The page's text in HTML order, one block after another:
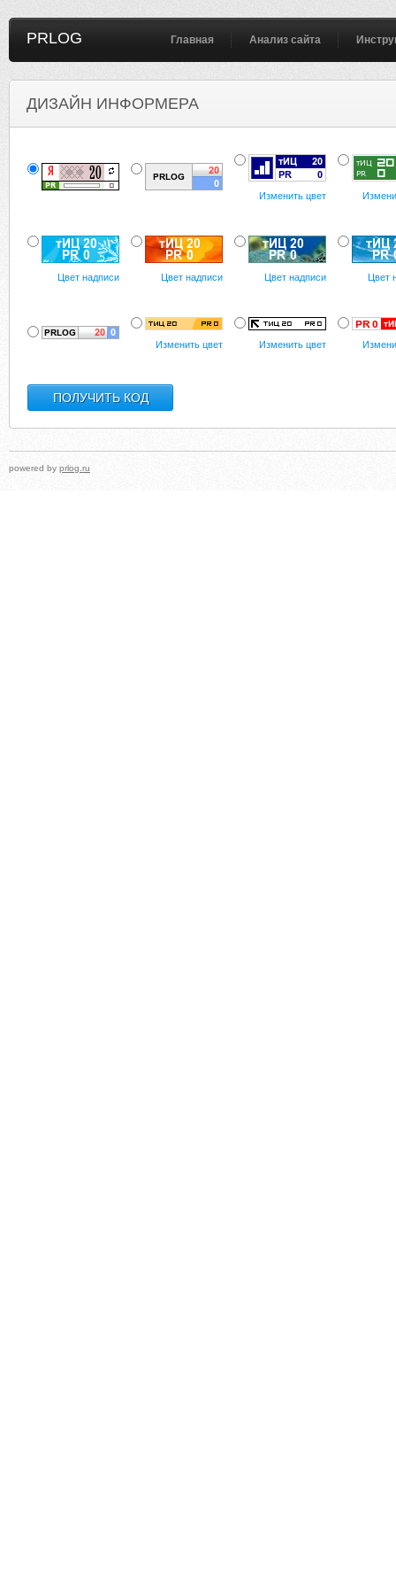
PRLOG Главная Анализ сайта
ДИЗАЙН ИНФОРМЕРА
Изменить цвет
Цвет надписи Цвет надписи Цвет надписи Цвет
Изменить цвет Изменить цвет
powered by prlog.ru